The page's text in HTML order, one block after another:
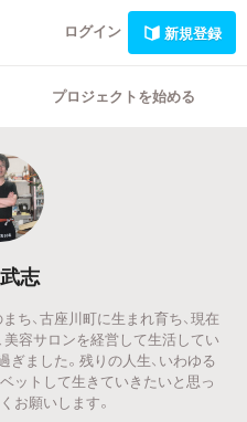
ログイン 新規登録
プロジェクトを始める
志
ち、古座川町に生まれ育ち、現在
美容サロンを経営して生活してい
ました。残りの人生、いわゆる
ットして生きていきたいと思っ
お願いします。